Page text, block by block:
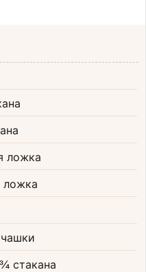
ложка
ложка
стакана